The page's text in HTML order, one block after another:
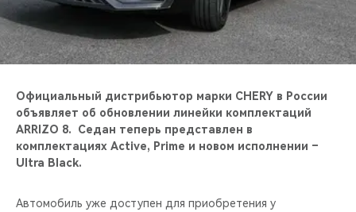
CHERY И СПОРТ
ВИДЕООБЗОРЫ
CHERY ДЛЯ ДЕТЕЙ
Официальный дистрибьютор марки CHERY в России
объявляет об обновлении линейки комплектаций
ARRIZO 8. Седан теперь представлен в
комплектациях Active, Prime и новом исполнении –
Ultra Black.
Автомобиль уже доступен для приобретения у